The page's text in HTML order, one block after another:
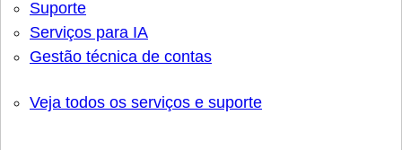
Suporte
Serviços para IA
Gestão técnica de contas
Veja todos os serviços e suporte